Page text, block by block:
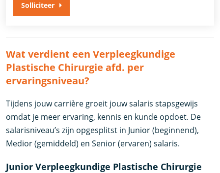
Solliciteer
Wat verdient een Verpleegkundige
Plastische Chirurgie afd. per
ervaringsniveau?
Tijdens jouw carrière groeit jouw salaris stapsgewijs
omdat je meer ervaring, kennis en kunde opdoet. De
salarisniveau’s zijn opgesplitst in Junior (beginnend),
Medior (gemiddeld) en Senior (ervaren) salaris.
Junior Verpleegkundige Plastische Chirurgie